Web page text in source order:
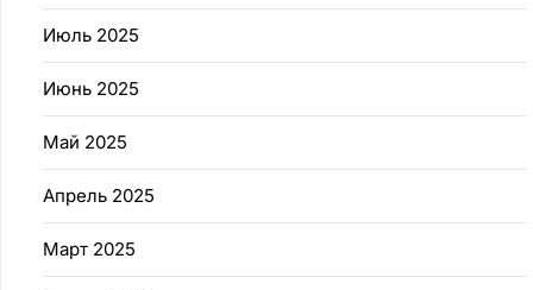
Июль 2025
Июнь 2025
Май 2025
Апрель 2025
Март 2025